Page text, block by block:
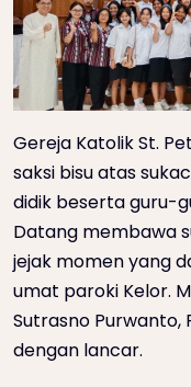
Gereja Katolik St.
saksi bisu atas
didik beserta guru-
Datang membawa
jejak momen yang
umat paroki Kelor.
Sutrasno Purwanto,
dengan lancar.